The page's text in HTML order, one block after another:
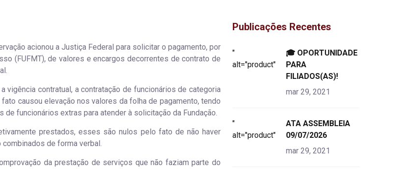
acionou a Justiça Federal para solicitar o pagamento, por
(FUFMT), de valores e encargos decorrentes de contrato de
vigência contratual, a contratação de funcionários de categoria
causou elevação nos valores da folha de pagamento, tendo
funcionários extras para atender à solicitação da Fundação.
prestados, esses são nulos pelo fato de não haver
de forma verbal.
da prestação de serviços que não faziam parte do
Publicações Recentes
"
alt="product">
🎓 OPORTUNIDADE
PARA
FILIADOS(AS)!
mar 29, 2021
"
alt="product">
ATA ASSEMBLEIA
09/07/2026
mar 29, 2021